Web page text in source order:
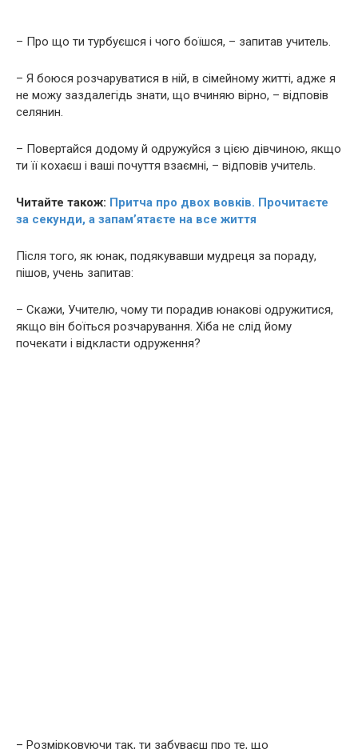
– Про що ти турбуєшся і чого боїшся, – запитав учитель.
– Я боюся розчаруватися в ній, в сімейному житті, адже я
не можу заздалегідь знати, що вчиняю вірно, – відповів
селянин.
– Повертайся додому й одружуйся з цією дівчиною, якщо
ти її кохаєш і ваші почуття взаємні, – відповів учитель.
Читайте також: Притча про двох вовків. Прочитаєте
за секунди, а запам’ятаєте на все життя
Після того, як юнак, подякувавши мудреця за пораду,
пішов, учень запитав:
– Скажи, Учителю, чому ти порадив юнакові одружитися,
якщо він боїться розчарування. Хіба не слід йому
почекати і відкласти одруження?
– Розмірковуючи так, ти забуваєш про те, що